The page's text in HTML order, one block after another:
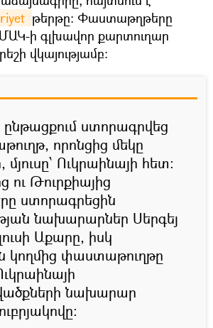
թերթը։ Փաստաթղթերը
ի գլխավոր քարտուղար
վկայությամբ։
ստորագրվեց
որոնցից մեկը
Ուկրաինայի հետ։
ու Թուրքիայից
ստորագրեցին
նախարարներ Սերգեյ
Աքարը, իսկ
կողմից փաստաթուղթը
նախարար